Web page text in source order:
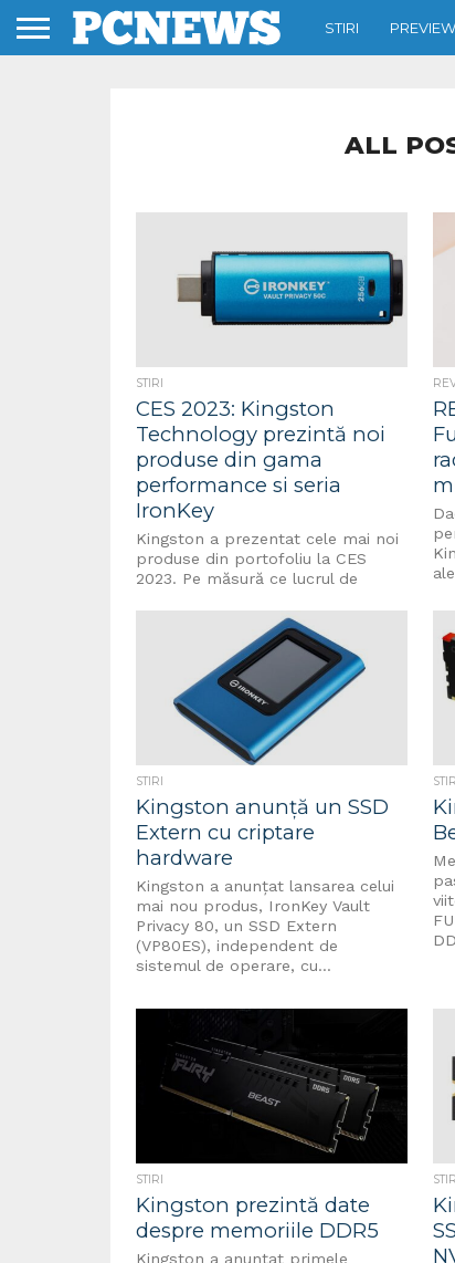
STIRI PREVIEW
ALL
STIRI
CES 2023: Kingston
Technology prezintă noi
produse din gama
performance si seria
IronKey
Kingston a prezentat cele mai noi
produse din portofoliu la CES
2023. Pe măsură ce lucrul de
STIRI
Kingston anunţă un SSD
Extern cu criptare
hardware
Kingston a anunțat lansarea celui
mai nou produs, IronKey Vault
Privacy 80, un SSD Extern
(VP80ES), independent de
sistemul de operare, cu...
STIRI
Kingston prezintă date
despre memoriile DDR5
Kingston a anunțat primele